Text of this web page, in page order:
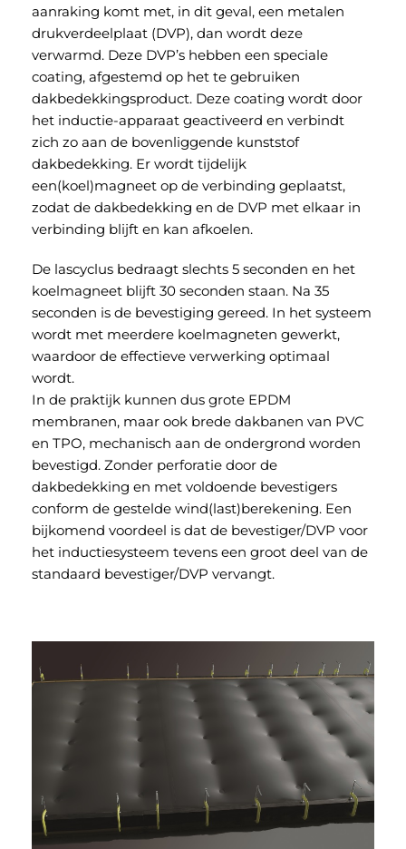
aanraking komt met, in dit geval, een metalen
drukverdeelplaat (DVP), dan wordt deze
verwarmd. Deze DVP’s hebben een speciale
coating, afgestemd op het te gebruiken
dakbedekkingsproduct. Deze coating wordt door
het inductie-apparaat geactiveerd en verbindt
zich zo aan de bovenliggende kunststof
dakbedekking. Er wordt tijdelijk
een(koel)magneet op de verbinding geplaatst,
zodat de dakbedekking en de DVP met elkaar in
verbinding blijft en kan afkoelen.
De lascyclus bedraagt slechts 5 seconden en het
koelmagneet blijft 30 seconden staan. Na 35
seconden is de bevestiging gereed. In het systeem
wordt met meerdere koelmagneten gewerkt,
waardoor de effectieve verwerking optimaal
wordt.
In de praktijk kunnen dus grote EPDM
membranen, maar ook brede dakbanen van PVC
en TPO, mechanisch aan de ondergrond worden
bevestigd. Zonder perforatie door de
dakbedekking en met voldoende bevestigers
conform de gestelde wind(last)berekening. Een
bijkomend voordeel is dat de bevestiger/DVP voor
het inductiesysteem tevens een groot deel van de
standaard bevestiger/DVP vervangt.